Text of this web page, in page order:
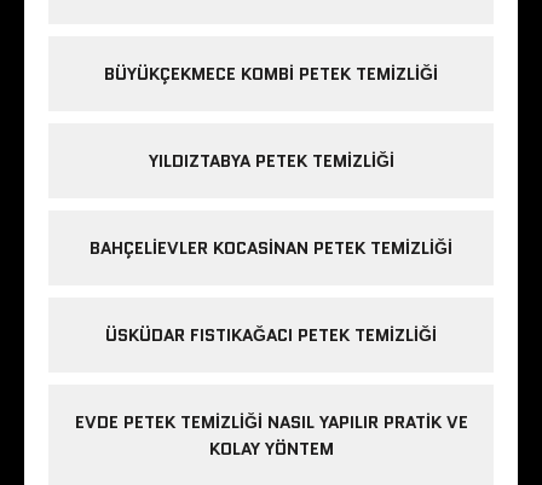
BÜYÜKÇEKMECE KOMBI PETEK TEMIZLIĞI
YILDIZTABYA PETEK TEMIZLIĞI
BAHÇELIEVLER KOCASINAN PETEK TEMIZLIĞI
ÜSKÜDAR FISTIKAĞACI PETEK TEMIZLIĞI
EVDE PETEK TEMIZLIĞI NASIL YAPILIR PRATIK VE
KOLAY YÖNTEM